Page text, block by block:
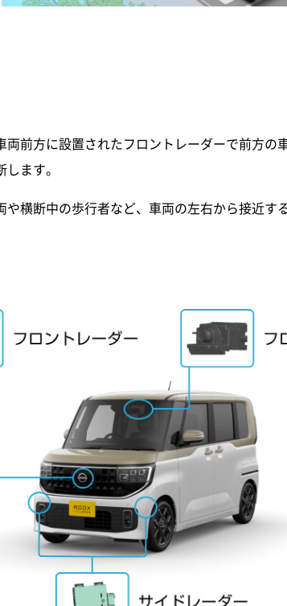
前方に設置されたフロントレーダーで前方
ます。
横断中の歩行者など、車両の左右から接近す